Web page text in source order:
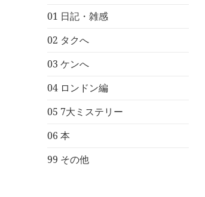
01 日記・雑感
02 タクへ
03 ケンへ
04 ロンドン編
05 7大ミステリー
06 本
99 その他